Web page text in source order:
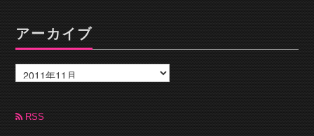
アーカイブ
ー
カ
ブ RSS